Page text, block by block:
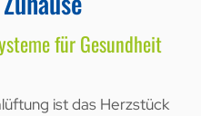
für Gesundheit
ist das Herzstück